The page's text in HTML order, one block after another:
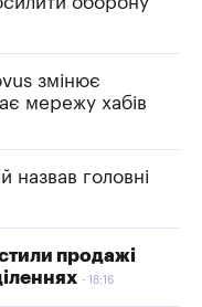
змінює
мережу хабів
назвав головні
продажі
18:16